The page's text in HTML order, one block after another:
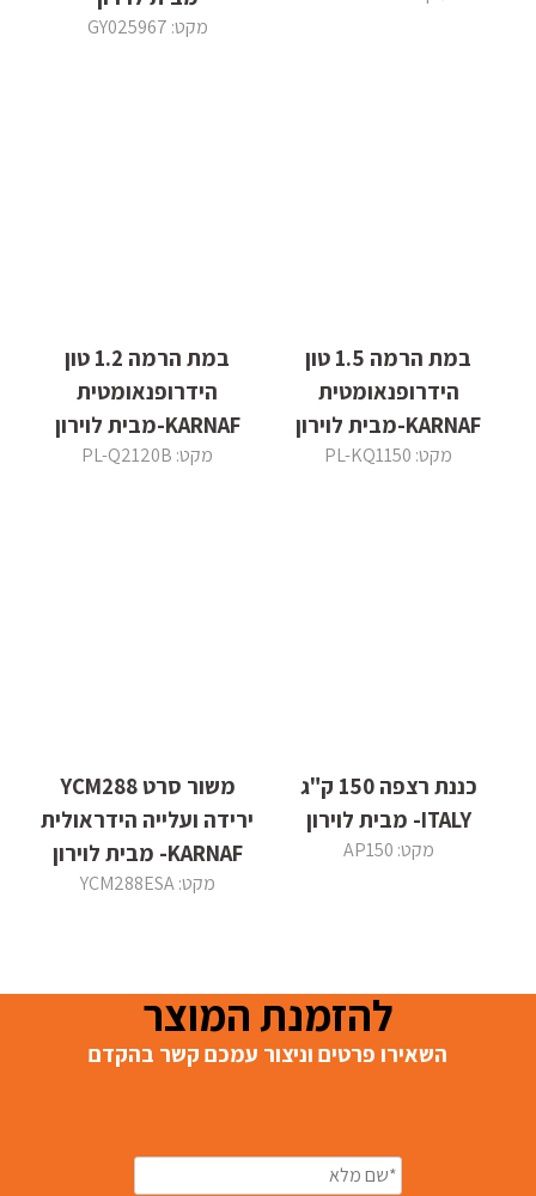
מקט: GY025967
במת הרמה 1.5 טון
הידרופנאומטית
KARNAF-מבית לוירון
מקט: PL-KQ1150
במת הרמה 1.2 טון
הידרופנאומטית
KARNAF-מבית לוירון
מקט: PL-Q2120B
כננת רצפה 150 ק"ג
ITALY- מבית לוירון
מקט: AP150
משור סרט YCM288
ירידה ועלייה הידראולית
KARNAF- מבית לוירון
מקט: YCM288ESA
להזמנת המוצר
השאירו פרטים וניצור עמכם קשר בהקדם